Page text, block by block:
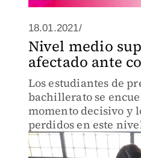
18.01.2021/
Nivel medio
afectado ante
Los estudiantes de
bachillerato se
momento decisivo y
perdidos en este
recuperarán.